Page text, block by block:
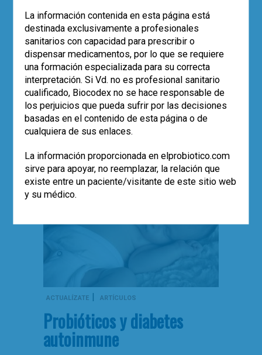
asociado al tratamiento con antibióticos
no solo previene la diarrea, sino que,
sobre todo, puede mitigar la disbiosis y
favorecer la pronta recuperación del
ecosistema.
Leer más
antibióticos,disbiosis,estudios,
probioticos,Saccharomyces boulardii CNCM
I-745 ,sistema inmune
ACTUALÍZATE | ARTÍCULOS
Probióticos y diabetes
autoinmune
La información contenida en esta página está
destinada exclusivamente a profesionales
sanitarios con capacidad para prescribir o
dispensar medicamentos, por lo que se requiere
una formación especializada para su correcta
interpretación. Si Vd. no es profesional sanitario
cualificado, Biocodex no se hace responsable de
los perjuicios que pueda sufrir por las decisiones
basadas en el contenido de esta página o de
cualquiera de sus enlaces.
La información proporcionada en elprobiotico.com
sirve para apoyar, no reemplazar, la relación que
existe entre un paciente/visitante de este sitio web
y su médico.